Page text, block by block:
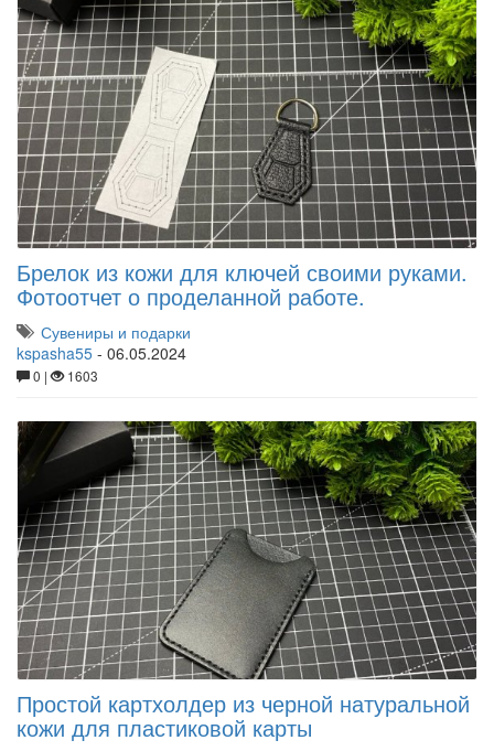
Брелок из кожи для ключей своими руками.
Фотоотчет о проделанной работе.
Сувениры и подарки
kspasha55 - 06.05.2024
0 | 1603
Простой картхолдер из черной натуральной
кожи для пластиковой карты